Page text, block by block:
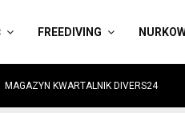
FREEDIVING
MAGAZYN KWARTALNIK DIVERS24